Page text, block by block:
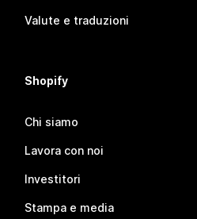
Valute e traduzioni
Shopify
Chi siamo
Lavora con noi
Investitori
Stampa e media